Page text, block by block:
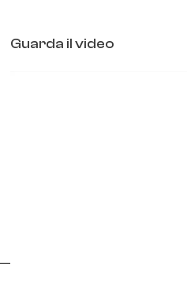
Guarda il video